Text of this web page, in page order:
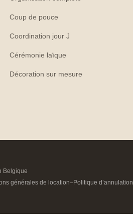
Coup de pouce
Coordination jour J
Cérémonie laïque
Décoration sur mesure
Belgique
générales de location–Politique d’annulation